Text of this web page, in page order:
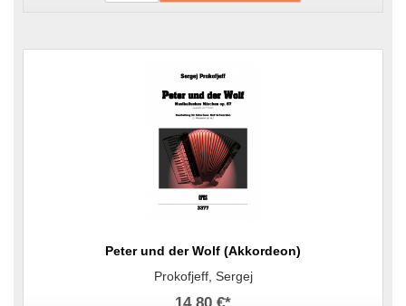
Peter und der Wolf (Akkordeon)
Prokofjeff, Sergej